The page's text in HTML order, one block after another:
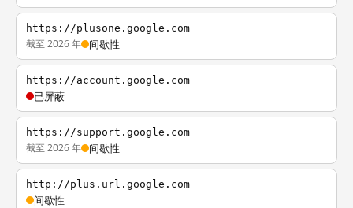
https://plusone.google.com
截至 2026 年 间歇性
https://account.google.com
已屏蔽
https://support.google.com
截至 2026 年 间歇性
http://plus.url.google.com
间歇性